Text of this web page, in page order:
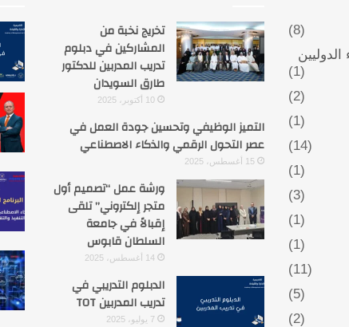
(8)
(1)
(2)
(1)
(14)
(1)
(3)
(1)
(1)
(11)
(5)
(2)
تخريج نخبة من
المشاركين في دبلوم
تدريب المدربين للدكتور
طارق السويدان
10 أكتوبر، 2025
التميز الوظيفي وتحسين جودة العمل في
عصر التحول الرقمي والذكاء الاصطناعي
15 أغسطس، 2025
ورشة عمل “تصميم أول
متجر إلكتروني” تلقى
إقبالاً في جامعة
السلطان قابوس
14 أغسطس، 2025
الدبلوم التدريبي في
تدريب المدربين TOT
7 يوليو، 2025